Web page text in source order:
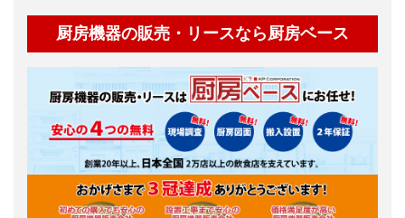
厨房機器の販売・リースなら厨房ベース